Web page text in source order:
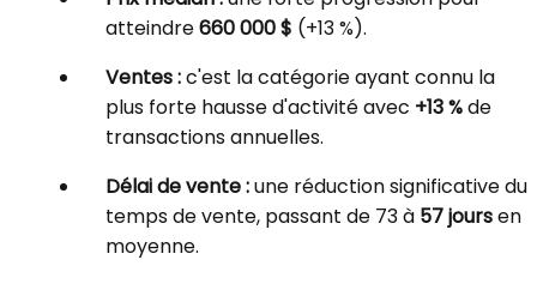
atteindre660 000 $ (+13 %).
Ventes :c'est la catégorie ayant connu la
plus forte hausse d'activité avec +13 %de
transactions annuelles.
Délai de vente :une réduction significative du
temps de vente, passant de 73 à 57 joursen
moyenne.